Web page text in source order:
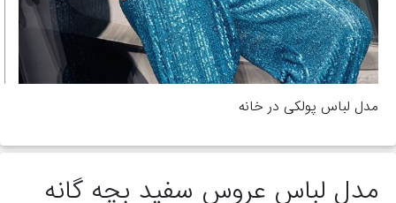
مدل لباس پولکی در خانه
مدل لباس عروس سفید بچه گانه